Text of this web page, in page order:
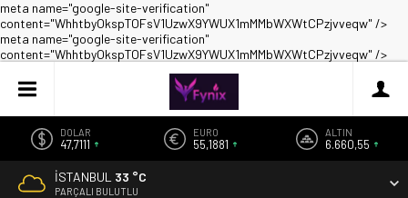
meta name="google-site-verification"
content="WhhtbyOkspTOFsV1UzwX9YWUX1mMMbWXWtCPzjvveqw" />
meta name="google-site-verification"
content="WhhtbyOkspTOFsV1UzwX9YWUX1mMMbWXWtCPzjvveqw" />
DOLAR
47,7111
EURO
55,1881
ALTIN
6.660,55
İSTANBUL 33 °C
PARÇALI BULUTLU